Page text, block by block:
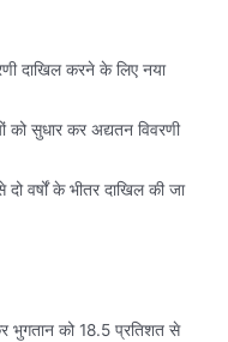
दाखिल करने के लिए नया
सुधार कर अद्यतन विवरणी
वर्षों के भीतर दाखिल की जा
भुगतान को 18.5 प्रतिशत से